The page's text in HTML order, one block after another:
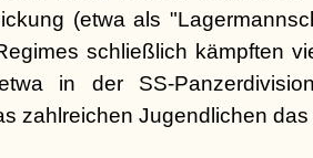
(etwa als
schließlich kämpften
in der SS-
zahlreichen Jugendlichen